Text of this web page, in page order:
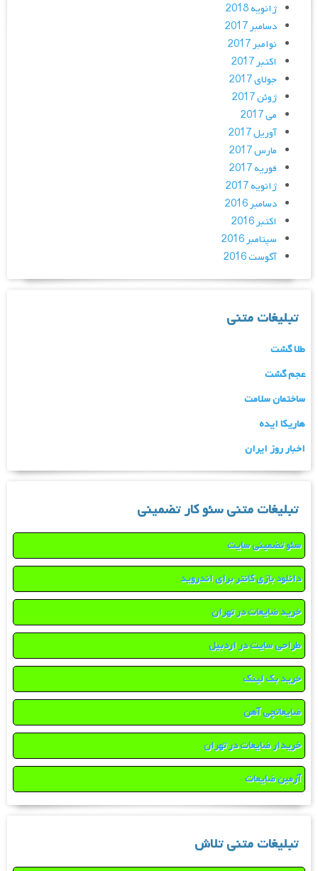
ژانویه 2018
دسامبر 2017
نوامبر 2017
اکتبر 2017
جولای 2017
ژوئن 2017
می 2017
آوریل 2017
مارس 2017
فوریه 2017
ژانویه 2017
دسامبر 2016
اکتبر 2016
سپتامبر 2016
آگوست 2016
تبلیغات متنی
طلا گشت
عجم گشت
ساختمان سلامت
هاریکا ایده
اخبار روز ایران
تبلیغات متنی سئو کار تضمینی
سئو تضمینی سایت
دانلود بازی کانتر برای اندروید
خرید ضایعات در تهران
طراحی سایت در اردبیل
خرید بک لینک
ضایعاتچی آهن
خریدار ضایعات در تهران
آرمین ضایعات
تبلیغات متنی تلاش